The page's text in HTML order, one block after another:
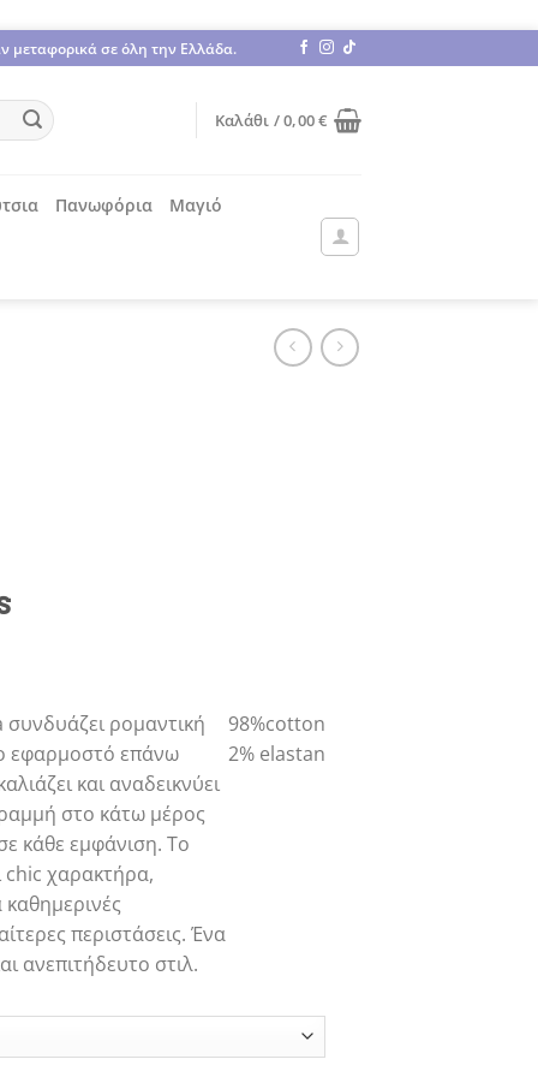
μεταφορικά σε όλη την Ελλάδα.
Καλάθι /0,00€
Πανωφόρια Μαγιό
συνδυάζει ρομαντική
εφαρμοστό επάνω
και αναδεικνύει
στο κάτω μέρος
κάθε εμφάνιση. Το
χαρακτήρα,
καθημερινές
περιστάσεις. Ένα
ανεπιτήδευτο στιλ.
98%cotton
2% elastan